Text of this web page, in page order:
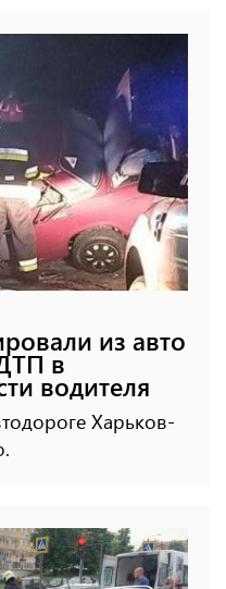
из авто
в
водителя
Харьков-